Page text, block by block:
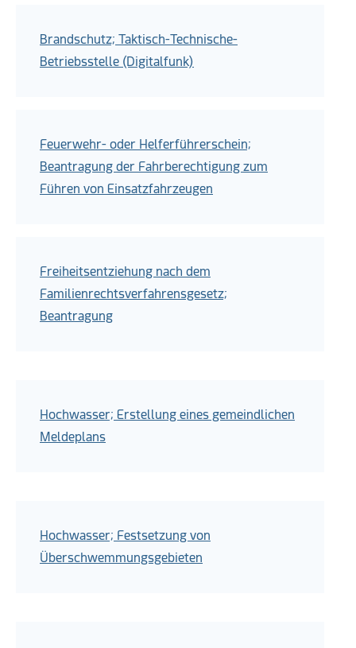
Brandschutz; Taktisch-Technische-
Betriebsstelle (Digitalfunk)
Feuerwehr- oder Helferführerschein;
Beantragung der Fahrberechtigung zum
Führen von Einsatzfahrzeugen
Freiheitsentziehung nach dem
Familienrechtsverfahrensgesetz;
Beantragung
Hochwasser; Erstellung eines gemeindlichen
Meldeplans
Hochwasser; Festsetzung von
Überschwemmungsgebieten